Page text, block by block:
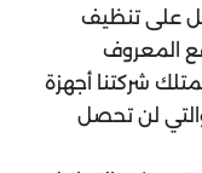
على تنظيف
المعروف
شركتنا أجهزة
لن تحصل